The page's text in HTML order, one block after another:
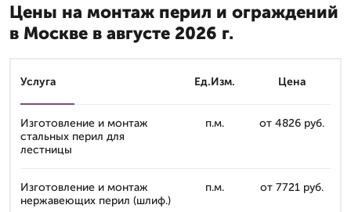
Цены на монтаж перил и ограждений
в Москве в августе 2026 г.
Услуга Ед.Изм. Цена
Изготовление и монтаж
стальных перил для
лестницы
п.м. от 4826 руб.
Изготовление и монтаж
нержавеющих перил (шлиф.)
п.м. от 7721 руб.